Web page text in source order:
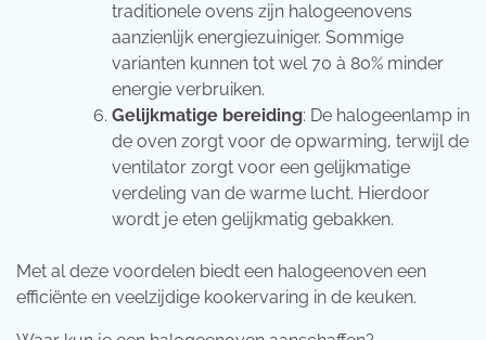
traditionele ovens zijn halogeenovens
aanzienlijk energiezuiniger. Sommige
varianten kunnen tot wel 70 à 80% minder
energie verbruiken.
Gelijkmatige bereiding: De halogeenlamp in
de oven zorgt voor de opwarming, terwijl de
ventilator zorgt voor een gelijkmatige
verdeling van de warme lucht. Hierdoor
wordt je eten gelijkmatig gebakken.
Met al deze voordelen biedt een halogeenoven een
efficiënte en veelzijdige kookervaring in de keuken.